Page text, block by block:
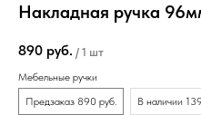
Накладная ручка
890 руб. / 1 шт
Мебельные ручки
Предзаказ 890 руб.
В наличии